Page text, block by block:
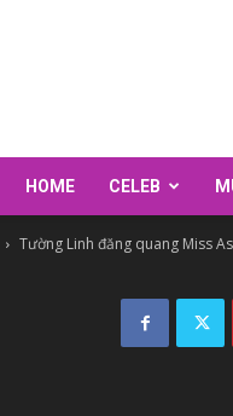
HOME CELEB
Tường Linh đăng quang Miss